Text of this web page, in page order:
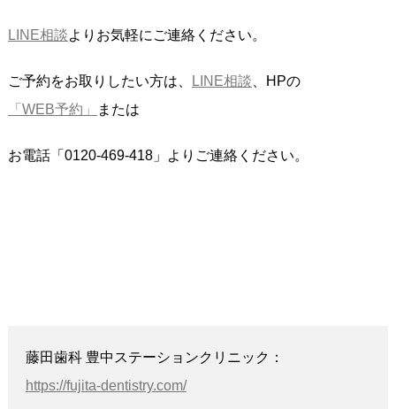
LINE相談よりお気軽にご連絡ください。
ご予約をお取りしたい方は、 LINE相談 、HPの
「WEB予約」
または
お電話「0120-469-418」よりご連絡ください。
藤田歯科 豊中ステーションクリニック：
https://fujita-dentistry.com/